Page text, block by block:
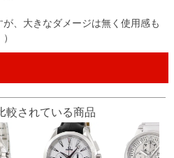
が、大きなダメージは無く使用感も
較されている商品